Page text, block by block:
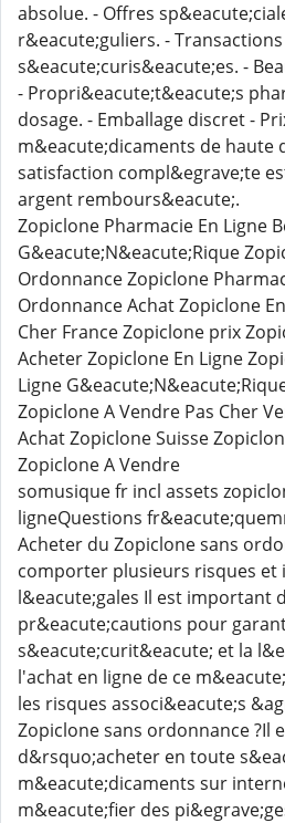
absolue. - Offres
r&eacute;guliers. -
s&eacute;curis&eacute;es. -
- Propri&eacute;t&eacute;s
dosage. - Emballage discret -
m&eacute;dicaments de haute
satisfaction compl&egrave;te
argent rembours&eacute;.
Zopiclone Pharmacie En Ligne
G&eacute;N&eacute;Rique
Ordonnance Zopiclone
Ordonnance Achat Zopiclone
Cher France Zopiclone prix
Acheter Zopiclone En Ligne
Ligne
Zopiclone A Vendre Pas Cher
Achat Zopiclone Suisse
Zopiclone A Vendre
somusique fr incl assets
ligneQuestions
Acheter du Zopiclone sans
comporter plusieurs risques et
l&eacute;gales Il est important
pr&eacute;cautions pour
s&eacute;curit&eacute; et la
l'achat en ligne de ce
les risques associ&eacute;s
Zopiclone sans ordonnance ?Il
d&rsquo;acheter en toute
m&eacute;dicaments sur
m&eacute;fier des